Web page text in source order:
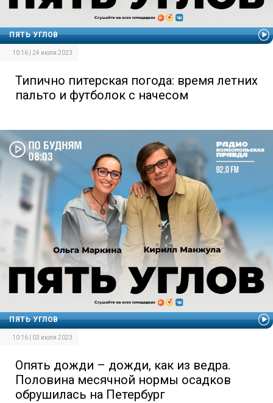
ПЯТЬ УГЛОВ
10:16 | 24 июля 2023
Типично питерская погода: время летних
пальто и футболок с начесом
ПЯТЬ УГЛОВ
10:16 | 03 июля 2023
Опять дожди – дожди, как из ведра.
Половина месячной нормы осадков
обрушилась на Петербург